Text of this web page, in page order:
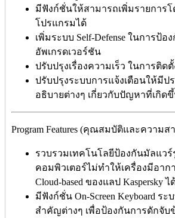
มีฟังก์ชั่นให้สามารถเพิ่มรายการ
โปรแกรมได้
เพิ่มระบบ Self-Defense ในการ
อัพเกรดเวอร์ชัน
ปรับปรุงเรื่องความเร็ว ในการติ
ปรับปรุงระบบการแจ้งเตือนให้มี
อธิบายต่างๆ เกี่ยวกับปัญหาที่เกิด
Program Features (คุณสมบัติและความ
รวบรวมเทคโนโลยีป้องกันมัลแว
คอมพิวเตอร์ไม่ทำให้เครื่องมีอา
Cloud-based ของแลป Kaspersky
มีฟังก์ชั่น On-Screen Keyboard
สำคัญต่างๆ เพื่อป้องกันการดักจับ